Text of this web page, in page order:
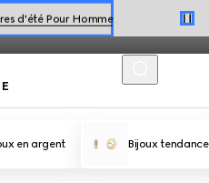
d'été Pour Homme
d'été Pour Femme
en argent Bijoux tendance